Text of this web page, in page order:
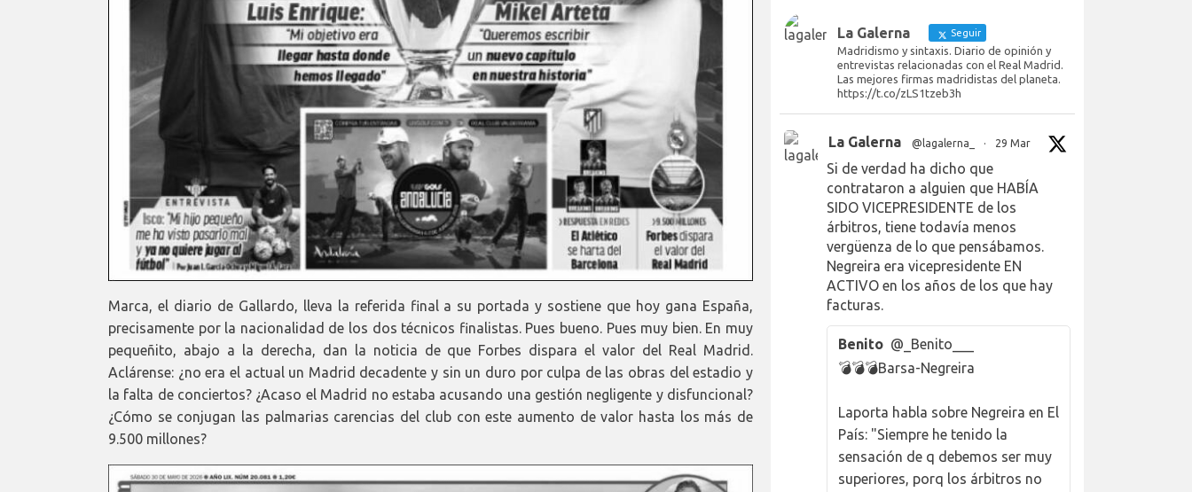
Marca, el diario de Gallardo, lleva la referida final a su portada y sostiene que hoy gana España,
precisamente por la nacionalidad de los dos técnicos finalistas. Pues bueno. Pues muy bien. En muy
pequeñito, abajo a la derecha, dan la noticia de que Forbes dispara el valor del Real Madrid.
Aclárense: ¿no era el actual un Madrid decadente y sin un duro por culpa de las obras del estadio y
la falta de conciertos? ¿Acaso el Madrid no estaba acusando una gestión negligente y disfuncional?
¿Cómo se conjugan las palmarias carencias del club con este aumento de valor hasta los más de
9.500 millones?
La Galerna Seguir
Madridismo y sintaxis. Diario de opinión y
entrevistas relacionadas con el Real Madrid.
Las mejores firmas madridistas del planeta.
https://t.co/zLS1tzeb3h
La Galerna @lagalerna_ · 29 Mar
Si de verdad ha dicho que
contrataron a alguien que HABÍA
SIDO VICEPRESIDENTE de los
árbitros, tiene todavía menos
vergüenza de lo que pensábamos.
Negreira era vicepresidente EN
ACTIVO en los años de los que hay
facturas.
Benito @_Benito___
💣💣💣Barsa-Negreira
Laporta habla sobre Negreira en El
País: "Siempre he tenido la
sensación de q debemos ser muy
superiores, porq los árbitros no